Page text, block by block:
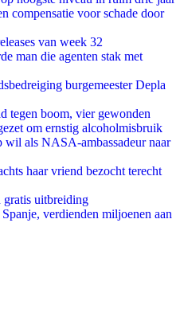
compensatie voor schade door
van week 32
man die agenten stak met
burgemeester Depla
tegen boom, vier gewonden
om ernstig alcoholmisbruik
als NASA-ambassadeur naar
haar vriend bezocht terecht
gratis uitbreiding
verdienden miljoenen aan